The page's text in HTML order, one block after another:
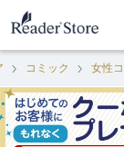
コミック 女性